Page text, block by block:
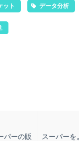
ット データ分析
パーの販
スーパーを